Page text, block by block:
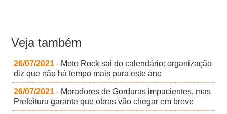
Veja também
26/07/2021 - Moto Rock sai do calendário: organização
diz que não há tempo mais para este ano
26/07/2021 - Moradores de Gorduras impacientes, mas
Prefeitura garante que obras vão chegar em breve